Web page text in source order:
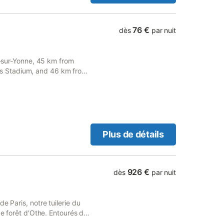
de confort. Spa avec
Deux vastes cuisines
pleine nature, en lisière
Possibilités de
de la forêt (chevreuils,
des produits
Yonne, 45 km from
Stadium, and 46 km from
dès 76 € par nuit
Plus de détails
Paris, notre tuilerie du
forêt d'Othe. Entourés de
dès 926 € par nuit